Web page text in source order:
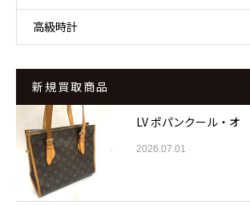
高級時計
新規買取商品
LV ポパンクール・オ
2026.07.01